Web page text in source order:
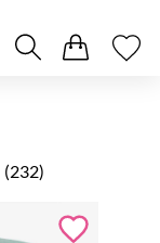
(232)